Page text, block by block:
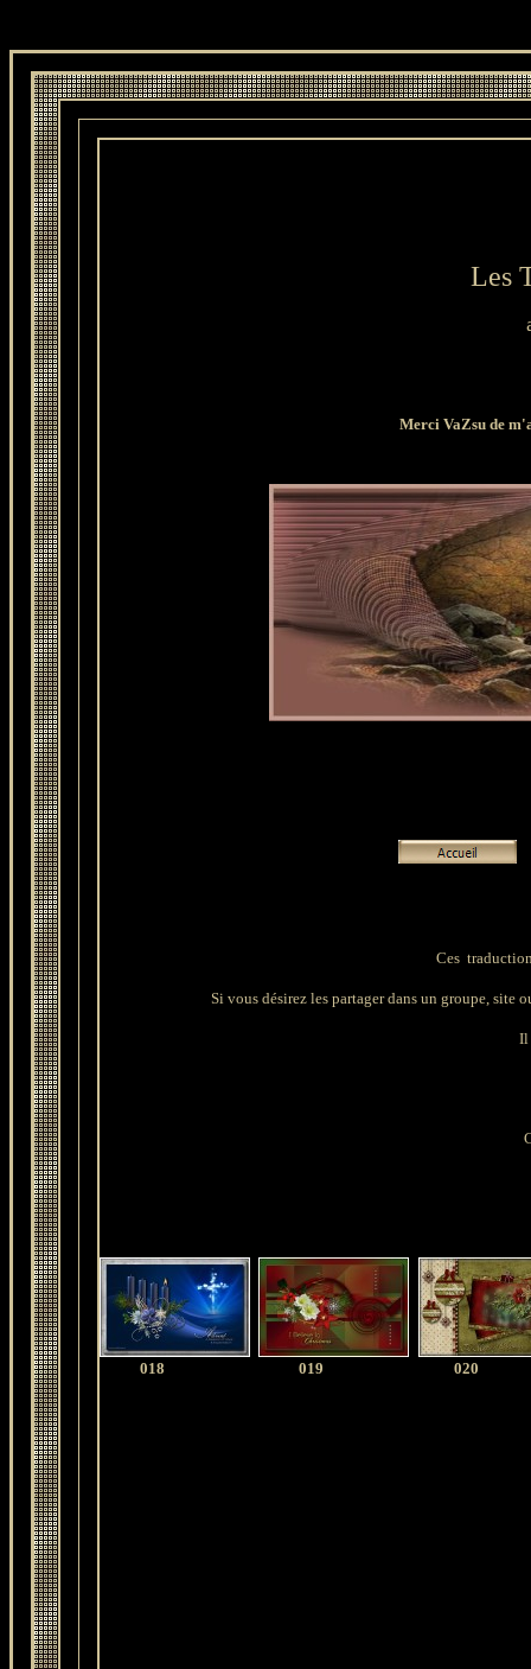
Les
Merci VaZsu de
Ces
Si vous désirez les partager dans un groupe,
Il
018 019 020